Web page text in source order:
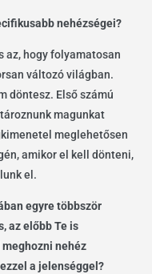
nehézségei?
az, hogy folyamatosan
változó világban.
döntesz. Első számú
magunkat
meglehetősen
amikor el kell dönteni,
el.
egyre többször
az előbb Te is
nehéz
a jelenséggel?